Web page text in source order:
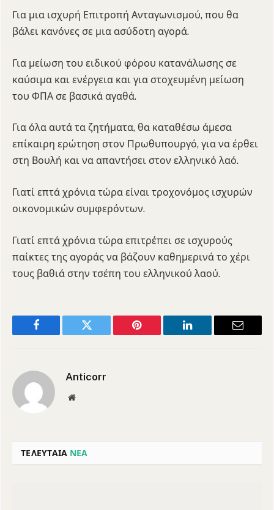
Για μια ισχυρή Επιτροπή Ανταγωνισμού, που θα
βάλει κανόνες σε μια ασύδοτη αγορά.
Για μείωση του ειδικού φόρου κατανάλωσης σε
καύσιμα και ενέργεια και για στοχευμένη μείωση
του ΦΠΑ σε βασικά αγαθά.
Για όλα αυτά τα ζητήματα, θα καταθέσω άμεσα
επίκαιρη ερώτηση στον Πρωθυπουργό, για να έρθει
στη Βουλή και να απαντήσει στον ελληνικό λαό.
Γιατί επτά χρόνια τώρα είναι τροχονόμος ισχυρών
οικονομικών συμφερόντων.
Γιατί επτά χρόνια τώρα επιτρέπει σε ισχυρούς
παίκτες της αγοράς να βάζουν καθημερινά το χέρι
τους βαθιά στην τσέπη του ελληνικού λαού.
Facebook Twitter Pinterest LinkedIn Email
Anticorr
Website
ΤΕΛΕΥΤΑΙΑ ΝΕΑ